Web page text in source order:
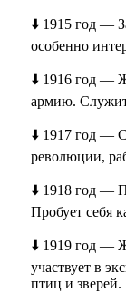
⬇️ 1915 год —
особенно
⬇️ 1916 год —
армию. Служит
⬇️ 1917 год —
революции,
⬇️ 1918 год —
Пробует себя
⬇️ 1919 год —
участвует в
птиц и зверей.